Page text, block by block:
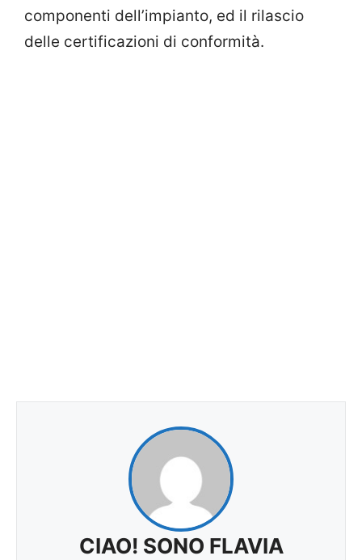
componenti dell’impianto, ed il rilascio
delle certificazioni di conformità.
CIAO! SONO FLAVIA